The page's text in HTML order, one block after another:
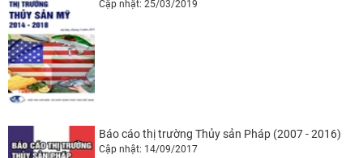
Cập nhật: 25/03/2019
Báo cáo thị trường Thủy sản Pháp (2007 - 2016)
Cập nhật: 14/09/2017